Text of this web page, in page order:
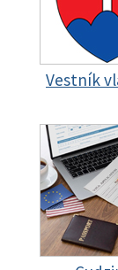
Vestník